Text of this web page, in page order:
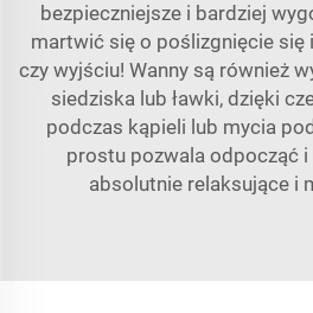
bezpieczniejsze i bardziej
martwić się o poślizgnięcie się
czy wyjściu! Wanny są również
siedziska lub ławki, dzięki
podczas kąpieli lub mycia
prostu pozwala odpocząć i
absolutnie relaksujące i